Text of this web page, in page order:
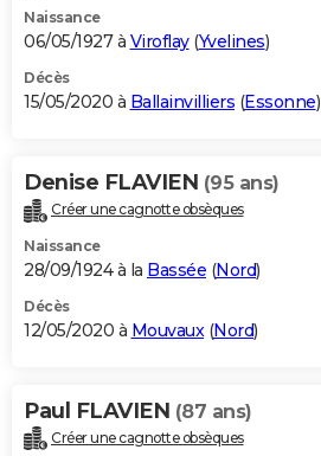
Naissance
06/05/1927 à Viroflay(Yvelines)
Décès
15/05/2020 à Ballainvilliers (Essonne)
Denise FLAVIEN (95 ans)
Créer une cagnotte obsèques
Naissance
28/09/1924 à la Bassée (Nord)
Décès
12/05/2020 à Mouvaux (Nord)
Paul FLAVIEN (87 ans)
Créer une cagnotte obsèques